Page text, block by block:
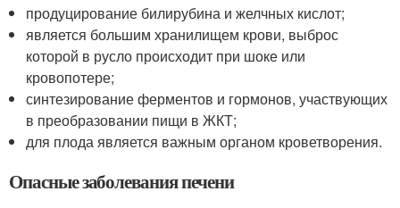
продуцирование билирубина и желчных кислот;
является большим хранилищем крови, выброс
которой в русло происходит при шоке или
кровопотере;
синтезирование ферментов и гормонов, участвующих
в преобразовании пищи в ЖКТ;
для плода является важным органом кроветворения.
Опасные заболевания печени